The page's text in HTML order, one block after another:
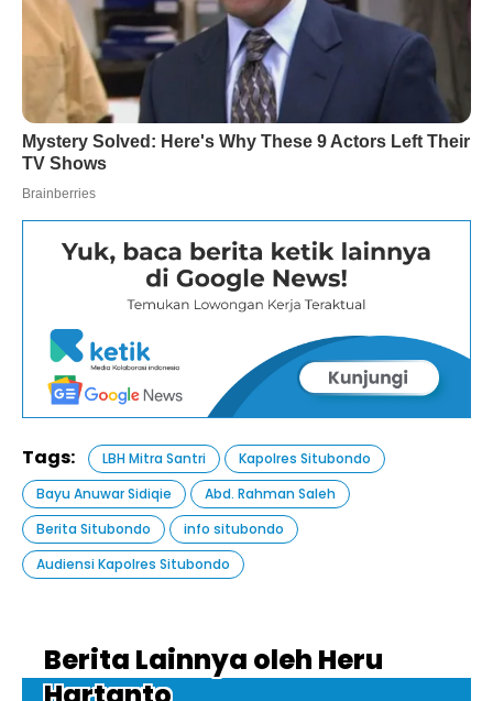
Tags: LBH Mitra Santri
Kapolres Situbondo
Bayu Anuwar Sidiqie
Abd. Rahman Saleh
Berita Situbondo
info situbondo
Audiensi Kapolres Situbondo
Berita Lainnya oleh Heru